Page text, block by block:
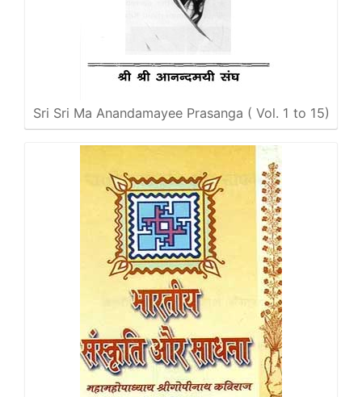
Sri Sri Ma Anandamayee Prasanga ( Vol. 1 to 15)